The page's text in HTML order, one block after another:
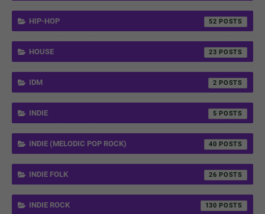
HIP-HOP 52
HOUSE 23
IDM 2
INDIE 5
INDIE (MELODIC POP ROCK) 40
INDIE FOLK 26
INDIE ROCK 130